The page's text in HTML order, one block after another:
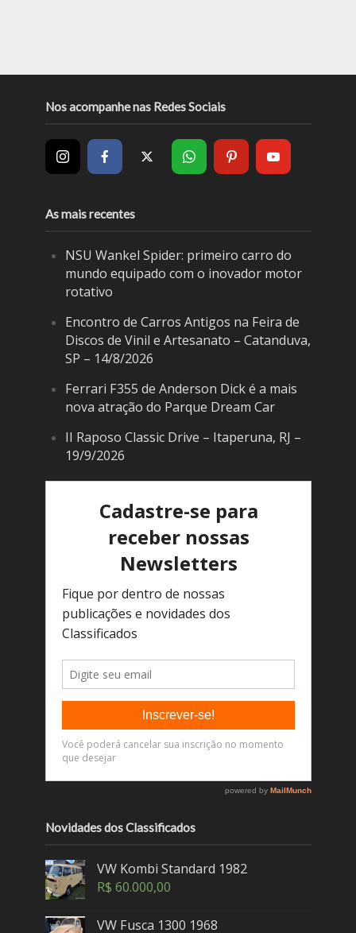
Nos acompanhe nas Redes Sociais
As mais recentes
NSU Wankel Spider: primeiro carro do
mundo equipado com o inovador motor
rotativo
Encontro de Carros Antigos na Feira de
Discos de Vinil e Artesanato – Catanduva,
SP – 14/8/2026
Ferrari F355 de Anderson Dick é a mais
nova atração do Parque Dream Car
II Raposo Classic Drive – Itaperuna, RJ –
19/9/2026
Novidades dos Classificados
VW Kombi Standard 1982
R$ 60.000,00
VW Fusca 1300 1968